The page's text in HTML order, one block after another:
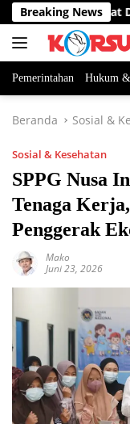
Langsung
ke
konten
Breaking News
Perangkat Desa
Pemerintahan Hukum
Beranda Sosial &
Sosial & Kesehatan
SPPG Nusa
Tenaga
Penggerak
Mako
Juni 23, 2026